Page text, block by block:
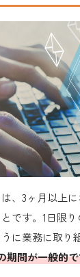
、3ヶ月以上
です。1日限
に業務に取り
期間が一般的